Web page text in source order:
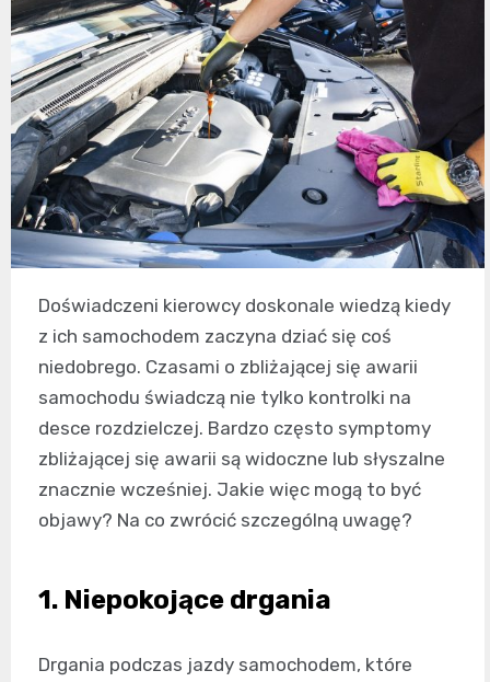
Doświadczeni kierowcy doskonale wiedzą kiedy
z ich samochodem zaczyna dziać się coś
niedobrego. Czasami o zbliżającej się awarii
samochodu świadczą nie tylko kontrolki na
desce rozdzielczej. Bardzo często symptomy
zbliżającej się awarii są widoczne lub słyszalne
znacznie wcześniej. Jakie więc mogą to być
objawy? Na co zwrócić szczególną uwagę?
1. Niepokojące drgania
Drgania podczas jazdy samochodem, które